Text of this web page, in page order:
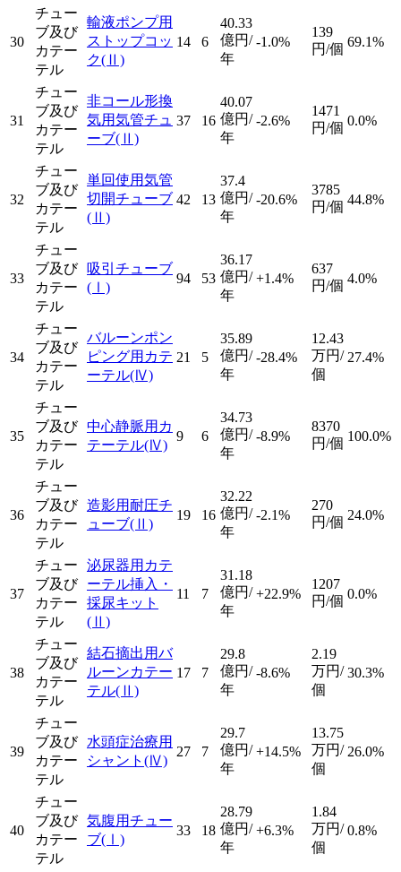
30
チュー
ブ及び
カテー
テル
輸液ポンプ用
ストップコッ
ク(Ⅱ)
14 6
40.33
億円/
年
-1.0%
139
円/個 69.1%
31
チュー
ブ及び
カテー
テル
非コール形換
気用気管チュ
ーブ(Ⅱ)
37 16
40.07
億円/
年
-2.6%
1471
円/個 0.0%
32
チュー
ブ及び
カテー
テル
単回使用気管
切開チューブ
(Ⅱ)
42 13
37.4
億円/
年
-20.6%
3785
円/個 44.8%
33
チュー
ブ及び
カテー
テル
吸引チューブ
(Ⅰ)
94 53
36.17
億円/
年
+1.4%
637
円/個 4.0%
34
チュー
ブ及び
カテー
テル
バルーンポン
ピング用カテ
ーテル(Ⅳ)
21 5
35.89
億円/
年
-28.4%
12.43
万円/
個
27.4%
35
チュー
ブ及び
カテー
テル
中心静脈用カ
テーテル(Ⅳ)
9 6
34.73
億円/
年
-8.9%
8370
円/個 100.0%
36
チュー
ブ及び
カテー
テル
造影用耐圧チ
ューブ(Ⅱ)
19 16
32.22
億円/
年
-2.1%
270
円/個 24.0%
37
チュー
ブ及び
カテー
テル
泌尿器用カテ
ーテル挿入・
採尿キット
(Ⅱ)
11 7
31.18
億円/
年
+22.9%
1207
円/個 0.0%
38
チュー
ブ及び
カテー
テル
結石摘出用バ
ルーンカテー
テル(Ⅱ)
17 7
29.8
億円/
年
-8.6%
2.19
万円/
個
30.3%
39
チュー
ブ及び
カテー
テル
水頭症治療用
シャント (Ⅳ)
27 7
29.7
億円/
年
+14.5%
13.75
万円/
個
26.0%
40
チュー
ブ及び
カテー
テル
気腹用チュー
ブ(Ⅰ)
33 18
28.79
億円/
年
+6.3%
1.84
万円/
個
0.8%